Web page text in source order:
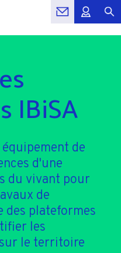
IBiSA
de
d'une
du vivant pour
de
des plateformes
les
le territoire